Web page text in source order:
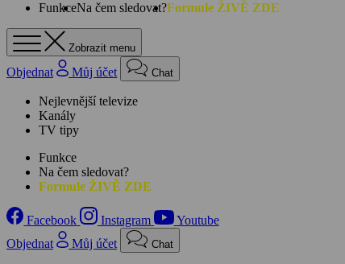
FunkceNa čem sledovat?Formule ŽIVĚ ZDE
Zobrazit menu
Objednat Můj účet Chat
Nejlevnější televize
Kanály
TV tipy
Funkce
Na čem sledovat?
Formule ŽIVĚ ZDE
Facebook Instagram
Youtube
Objednat
Můj účet Chat